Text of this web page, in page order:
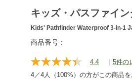
キッズ・パスファイ
Kids' Pathfinder Waterproof 3-in-1
https://www.llbean.co.jp/kids/kids-
商品番号：
4.4
レ
ビ
| 5件の
4／4人（100%）の方がこの商品